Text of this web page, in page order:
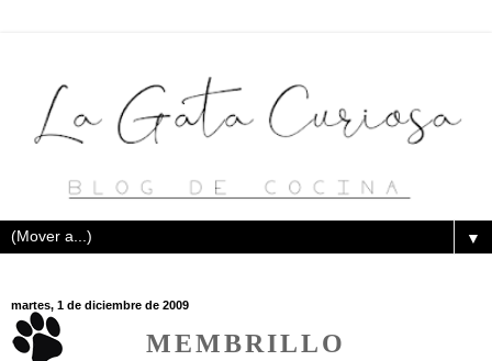
▼
martes, 1 de diciembre de 2009
MEMBRILLO